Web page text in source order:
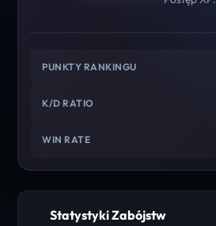
PUNKTY RANKINGU
K/D RATIO
WIN RATE
Statystyki Zabójstw